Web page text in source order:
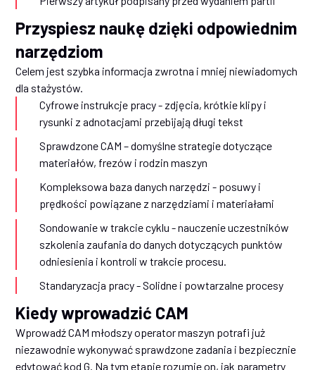
Przyspiesz naukę dzięki odpowiednim
narzędziom
Celem jest szybka informacja zwrotna i mniej niewiadomych
dla stażystów.
Cyfrowe instrukcje pracy - zdjęcia, krótkie klipy i
rysunki z adnotacjami przebijają długi tekst
Sprawdzone CAM – domyślne strategie dotyczące
materiałów, frezów i rodzin maszyn
Kompleksowa baza danych narzędzi - posuwy i
prędkości powiązane z narzędziami i materiałami
Sondowanie w trakcie cyklu - nauczenie uczestników
szkolenia zaufania do danych dotyczących punktów
odniesienia i kontroli w trakcie procesu.
Standaryzacja pracy - Solidne i powtarzalne procesy
Kiedy wprowadzić CAM
Wprowadź CAM młodszy operator maszyn potrafi już
niezawodnie wykonywać sprawdzone zadania i bezpiecznie
edytować kod G. Na tym etapie rozumie on, jak parametry